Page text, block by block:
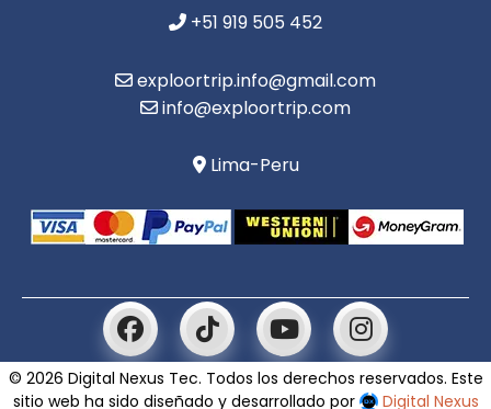
+51 919 505 452
exploortrip.info@gmail.com
info@exploortrip.com
Lima-Peru
© 2026 Digital Nexus Tec. Todos los derechos reservados. Este
sitio web ha sido diseñado y desarrollado por
Digital Nexus